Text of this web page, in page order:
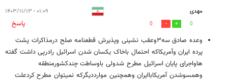
مهدی ۰۱:۰۹ - ۱۴۰۳/۱۱/۱۳
0
0
پاسخ
وعده صادق سه۳وعقب نشینی وپذیرش قطعنامه صلح درمذاکرات پشت
پرده ایران وآمریکاکه احتمال باخاک یکسان شدن اسرائیل رادرپی داشت گفته
هاواجرای پایان اسرائیل مطرح شدولی باوساطت چندکشورمنطقه
وهمسوشدن آمریکاباایران وهمچنین موارددیگرکه نمیتوان مطرح کردعلت